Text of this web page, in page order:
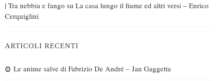
| Tra nebbia e fango su La casa lungo il fiume ed altri versi – Enrico
Cerquiglini
ARTICOLI RECENTI
Le anime salve di Fabrizio De André – Jan Gaggetta